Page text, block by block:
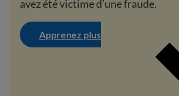
avez été victime d’une fraude.
Apprenez plus